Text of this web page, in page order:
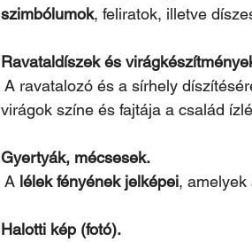
szimbólumok, feliratok, illetve
Ravataldíszek és
A ravatalozó és a sírhely
virágok színe és fajtája a család
Gyertyák, mécsesek.
A lélek fényének jelképei, amelyek
Halotti kép (fotó).